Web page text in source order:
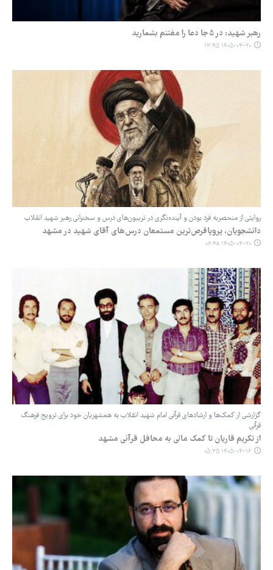
رهبر شهید: در ۵ جا دعا را مغتنم بشمارید
۱۴۰۵-۰۴-۲۰ ۱۳:۴۵
روایتی از منحصربه ‌فرد بودن و آینده‌نگری در تریبون‌های درس و سخنرانی رهبر شهید انقلاب
دانشجویان، پروپاقرص‌ترین مستمعان درس‌های آقای شهید در مشهد
۱۴۰۵-۰۴-۲۰ ۰۶:۴۸
گزارشی از کمک‌ها و ارشادهای قرآنی امام شهید انقلاب به همشهریان خود برای ترویج فرهنگ
قرآنی
از تکریم قاریان تا کمک مالی به محافل قرآنی مشهد
۱۴۰۵-۰۴-۱۶ ۰۵:۳۵